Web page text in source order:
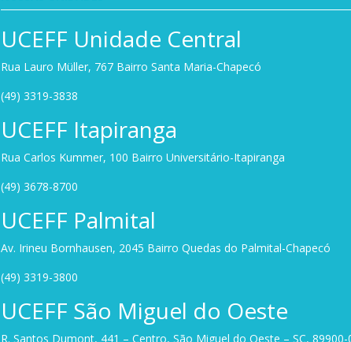
UCEFF Unidade Central
Rua Lauro Müller, 767 Bairro Santa Maria-Chapecó
(49) 3319-3838
UCEFF Itapiranga
Rua Carlos Kummer, 100 Bairro Universitário-Itapiranga
(49) 3678-8700
UCEFF Palmital
Av. Irineu Bornhausen, 2045 Bairro Quedas do Palmital-Chapecó
(49) 3319-3800
UCEFF São Miguel do Oeste
R. Santos Dumont, 441 – Centro, São Miguel do Oeste – SC, 89900-